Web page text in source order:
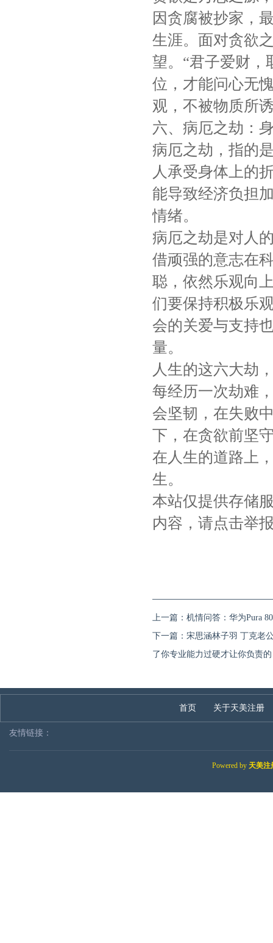
因贪腐被抄家，
生涯。面对贪欲
望。“君子爱财，
位，才能问心无
观，不被物质所
六、病厄之劫：
病厄之劫，指的
人承受身体上的
能导致经济负担
情绪。
病厄之劫是对人
借顽强的意志在
聪，依然乐观向
们要保持积极乐
会的关爱与支持
量。
人生的这六大劫
每经历一次劫难
会坚韧，在失败
下，在贪欲前坚
在人生的道路上
生。
本站仅提供存储
内容，请点击举
上一篇： 机情问答：华为Pura
下一篇： 宋思涵林子羽 丁克老
了你专业能力过硬才让你负责
首页 关于天美注册
友情链接：
Powered by 天美注